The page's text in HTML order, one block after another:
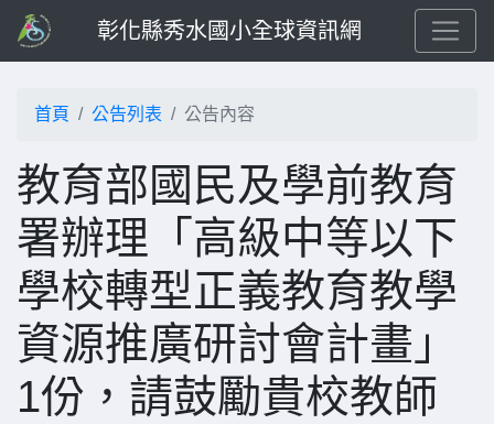
彰化縣秀水國小全球資訊網
首頁 公告列表 公告內容
教育部國民及學前教育
署辦理「高級中等以下
學校轉型正義教育教學
資源推廣研討會計畫」
1份，請鼓勵貴校教師